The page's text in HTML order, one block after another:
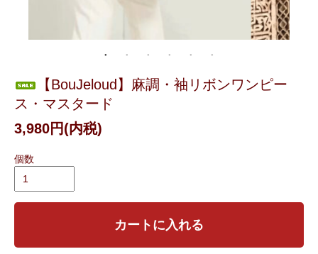
【BouJeloud】麻調・袖リボンワンピー
ス・マスタード
3,980円(内税)
個数
カートに入れる